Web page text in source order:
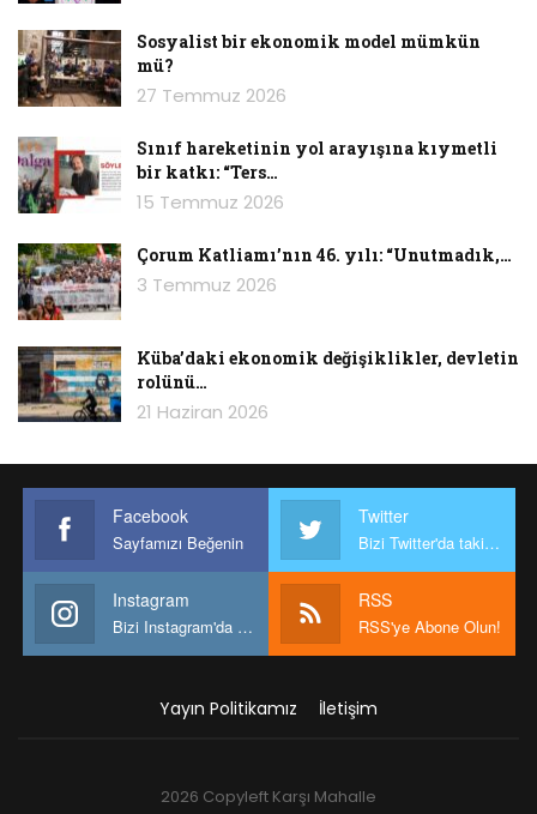
Sosyalist bir ekonomik model mümkün
mü?
27 Temmuz 2026
Sınıf hareketinin yol arayışına kıymetli
bir katkı: “Ters…
15 Temmuz 2026
Çorum Katliamı’nın 46. yılı: “Unutmadık,…
3 Temmuz 2026
Küba’daki ekonomik değişiklikler, devletin
rolünü…
21 Haziran 2026
Facebook
Sayfamızı Beğenin
Twitter
Bizi Twitter'da takip edin
Instagram
Bizi Instagram'da takip edin
RSS
RSS'ye Abone Olun!
Yayın Politikamız İletişim
2026 Copyleft Karşı Mahalle